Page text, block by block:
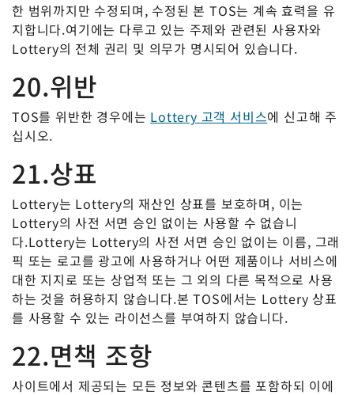
한 범위까지만 수정되며, 수정된 본 TOS는 계속 효력을 유
지합니다.여기에는 다루고 있는 주제와 관련된 사용자와
Lottery의 전체 권리 및 의무가 명시되어 있습니다.
20.위반
TOS를 위반한 경우에는 Lottery 고객 서비스에 신고해 주
십시오.
21.상표
Lottery는 Lottery의 재산인 상표를 보호하며, 이는
Lottery의 사전 서면 승인 없이는 사용할 수 없습니
다.Lottery는 Lottery의 사전 서면 승인 없이는 이름, 그래
픽 또는 로고를 광고에 사용하거나 어떤 제품이나 서비스에
대한 지지로 또는 상업적 또는 그 외의 다른 목적으로 사용
하는 것을 허용하지 않습니다.본 TOS에서는 Lottery 상표
를 사용할 수 있는 라이선스를 부여하지 않습니다.
22.면책 조항
사이트에서 제공되는 모든 정보와 콘텐츠를 포함하되 이에